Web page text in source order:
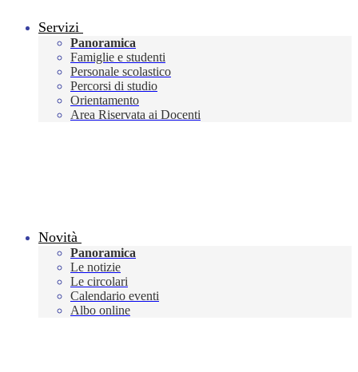
Servizi
Panoramica
Famiglie e studenti
Personale scolastico
Percorsi di studio
Orientamento
Area Riservata ai Docenti
Novità
Panoramica
Le notizie
Le circolari
Calendario eventi
Albo online